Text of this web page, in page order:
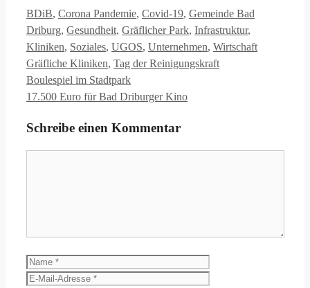
Kategorien
BDiB, Corona Pandemie, Covid-19, Gemeinde Bad
Driburg, Gesundheit, Gräflicher Park, Infrastruktur,
Kliniken, Soziales, UGOS, Unternehmen, Wirtschaft
Gräfliche Kliniken, Tag der Reinigungskraft
Boulespiel im Stadtpark
17.500 Euro für Bad Driburger Kino
Schreibe einen Kommentar
Name